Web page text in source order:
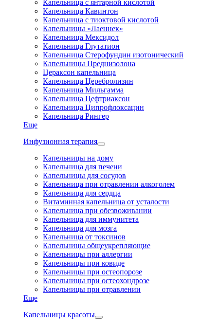
Капельница с янтарной кислотой
Капельница Кавинтон
Капельница с тиоктовой кислотой
Капельницы «Лаеннек»
Капельница Мексидол
Капельница Глутатион
Капельница Стерофундин изотонический
Капельницы Преднизолона
Цераксон капельница
Капельница Церебролизин
Капельница Мильгамма
Капельница Цефтриаксон
Капельница Ципрофлоксацин
Капельница Рингер
Еще
Инфузионная терапия
Капельницы на дому
Капельница для печени
Капельницы для сосудов
Капельница при отравлении алкоголем
Капельница для сердца
Витаминная капельница от усталости
Капельница при обезвоживании
Капельница для иммунитета
Капельница для мозга
Капельница от токсинов
Капельницы общеукрепляющие
Капельницы при аллергии
Капельницы при ковиде
Капельницы при остеопорозе
Капельницы при остеохондрозе
Капельницы при отравлении
Еще
Капельницы красоты